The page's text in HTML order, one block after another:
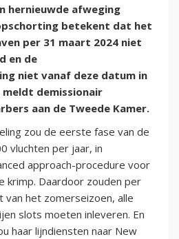
hernieuwde afweging
betekent dat het
per 31 maart 2024 niet
en de
niet vanaf deze datum in
demissionair
aan de Tweede Kamer.
zou de eerste fase van de
vluchten per jaar, in
approach-procedure voor
krimp. Daardoor zouden per
het zomerseizoen, alle
slots moeten inleveren. En
haar lijndiensten naar New